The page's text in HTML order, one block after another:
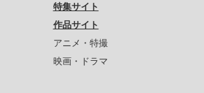
特集サイト
作品サイト
アニメ・特撮
映画・ドラマ